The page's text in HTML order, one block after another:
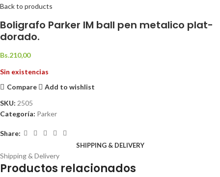
Back to products
Boligrafo Parker IM ball pen metalico plat-
dorado.
Bs.210,00
Sin existencias
Compare
Add to wishlist
SKU: 2505
Categoría: Parker
Share:
SHIPPING & DELIVERY
Shipping & Delivery
Productos relacionados